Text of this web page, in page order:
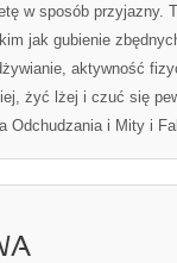
w sposób przyjazny.
jak gubienie
aktywność
żyć lżej i czuć się
Odchudzania i Mity i